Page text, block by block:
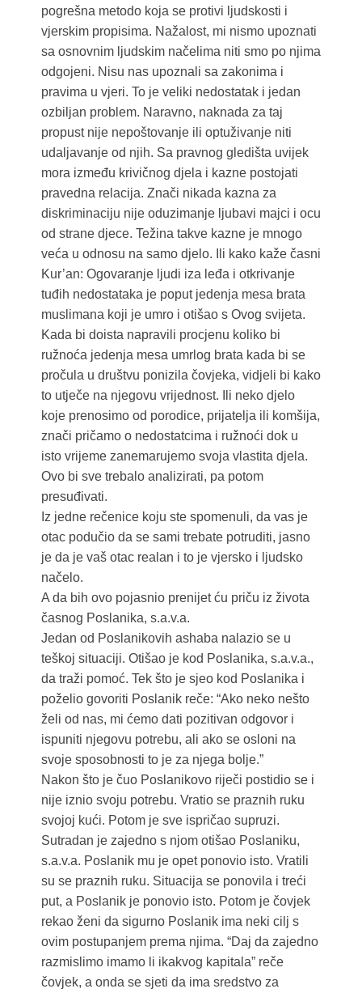
pogrešna metodo koja se protivi ljudskosti i
vjerskim propisima. Nažalost, mi nismo upoznati
sa osnovnim ljudskim načelima niti smo po njima
odgojeni. Nisu nas upoznali sa zakonima i
pravima u vjeri. To je veliki nedostatak i jedan
ozbiljan problem. Naravno, naknada za taj
propust nije nepoštovanje ili optuživanje niti
udaljavanje od njih. Sa pravnog gledišta uvijek
mora između krivičnog djela i kazne postojati
pravedna relacija. Znači nikada kazna za
diskriminaciju nije oduzimanje ljubavi majci i ocu
od strane djece. Težina takve kazne je mnogo
veća u odnosu na samo djelo. Ili kako kaže časni
Kur’an: Ogovaranje ljudi iza leđa i otkrivanje
tuđih nedostataka je poput jedenja mesa brata
muslimana koji je umro i otišao s Ovog svijeta.
Kada bi doista napravili procjenu koliko bi
ružnoća jedenja mesa umrlog brata kada bi se
pročula u društvu ponizila čovjeka, vidjeli bi kako
to utječe na njegovu vrijednost. Ili neko djelo
koje prenosimo od porodice, prijatelja ili komšija,
znači pričamo o nedostatcima i ružnoći dok u
isto vrijeme zanemarujemo svoja vlastita djela.
Ovo bi sve trebalo analizirati, pa potom
presuđivati.
Iz jedne rečenice koju ste spomenuli, da vas je
otac podučio da se sami trebate potruditi, jasno
je da je vaš otac realan i to je vjersko i ljudsko
načelo.
A da bih ovo pojasnio prenijet ću priču iz života
časnog Poslanika, s.a.v.a.
Jedan od Poslanikovih ashaba nalazio se u
teškoj situaciji. Otišao je kod Poslanika, s.a.v.a.,
da traži pomoć. Tek što je sjeo kod Poslanika i
poželio govoriti Poslanik reče: “Ako neko nešto
želi od nas, mi ćemo dati pozitivan odgovor i
ispuniti njegovu potrebu, ali ako se osloni na
svoje sposobnosti to je za njega bolje.”
Nakon što je čuo Poslanikovo riječi postidio se i
nije iznio svoju potrebu. Vratio se praznih ruku
svojoj kući. Potom je sve ispričao supruzi.
Sutradan je zajedno s njom otišao Poslaniku,
s.a.v.a. Poslanik mu je opet ponovio isto. Vratili
su se praznih ruku. Situacija se ponovila i treći
put, a Poslanik je ponovio isto. Potom je čovjek
rekao ženi da sigurno Poslanik ima neki cilj s
ovim postupanjem prema njima. “Daj da zajedno
razmislimo imamo li ikakvog kapitala” reče
čovjek, a onda se sjeti da ima sredstvo za